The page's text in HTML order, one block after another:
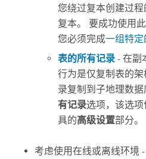
您绕过复本创建过
复本。 要成功使用
您必须完成一组特
表的所有记录 - 在副
行为是仅复制表的
录复制到子地理数
有记录选项，该选项
具的高级设置部分。
考虑使用在线或离线环境